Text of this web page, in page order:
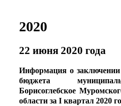
2020
22 июня 2020 года
Информация о заключении
бюджета
Борисоглебское
области за I квартал 2020